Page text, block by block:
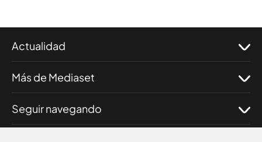
Actualidad
Más de Mediaset
Seguir navegando